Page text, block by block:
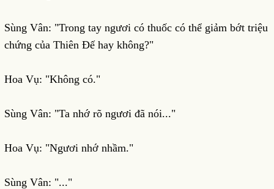
Sùng Vân: "Trong tay ngươi có thuốc có thể giảm bớt triệu
chứng của Thiên Đế hay không?"
Hoa Vụ: "Không có."
Sùng Vân: "Ta nhớ rõ ngươi đã nói..."
Hoa Vụ: "Ngươi nhớ nhầm."
Sùng Vân: "..."